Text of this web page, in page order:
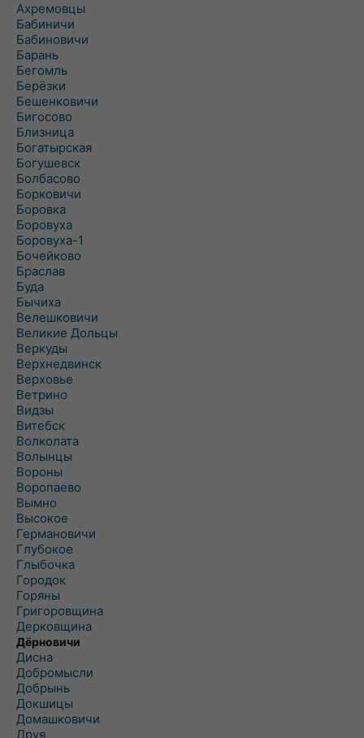
Ахремовцы
Бабиничи
Бабиновичи
Барань
Бегомль
Берёзки
Бешенковичи
Бигосово
Близница
Богатырская
Богушевск
Болбасово
Борковичи
Боровка
Боровуха
Боровуха-1
Бочейково
Браслав
Буда
Бычиха
Велешковичи
Великие Дольцы
Веркуды
Верхнедвинск
Верховье
Ветрино
Видзы
Витебск
Волколата
Волынцы
Вороны
Воропаево
Вымно
Высокое
Германовичи
Глубокое
Глыбочка
Городок
Горяны
Григоровщина
Дерковщина
Дёрновичи
Дисна
Добромысли
Добрынь
Докшицы
Домашковичи
Друя